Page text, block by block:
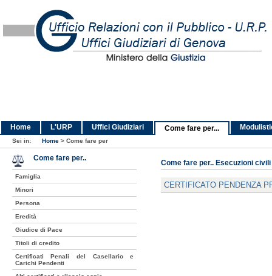
Home L'URP Uffici Giudiziari Come fare per...
Sei in: Home > Come fare per
Come fare per.. Esecuzioni civili
CERTIFICATO PENDENZA
Come fare per..
Famiglia
Minori
Persona
Eredità
Giudice di Pace
Titoli di credito
Certificati Penali del Casellario e
Carichi Pendenti